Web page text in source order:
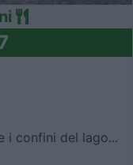
i confini del lago...